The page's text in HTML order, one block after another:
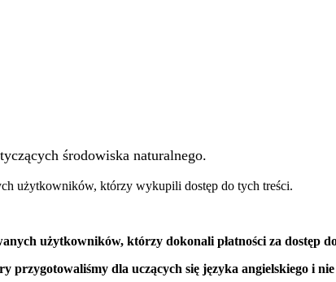
środowiska naturalnego.
użytkowników, którzy wykupili dostęp do tych treści.
użytkowników, którzy dokonali płatności za dostęp
przygotowaliśmy dla uczących się języka angielskiego i